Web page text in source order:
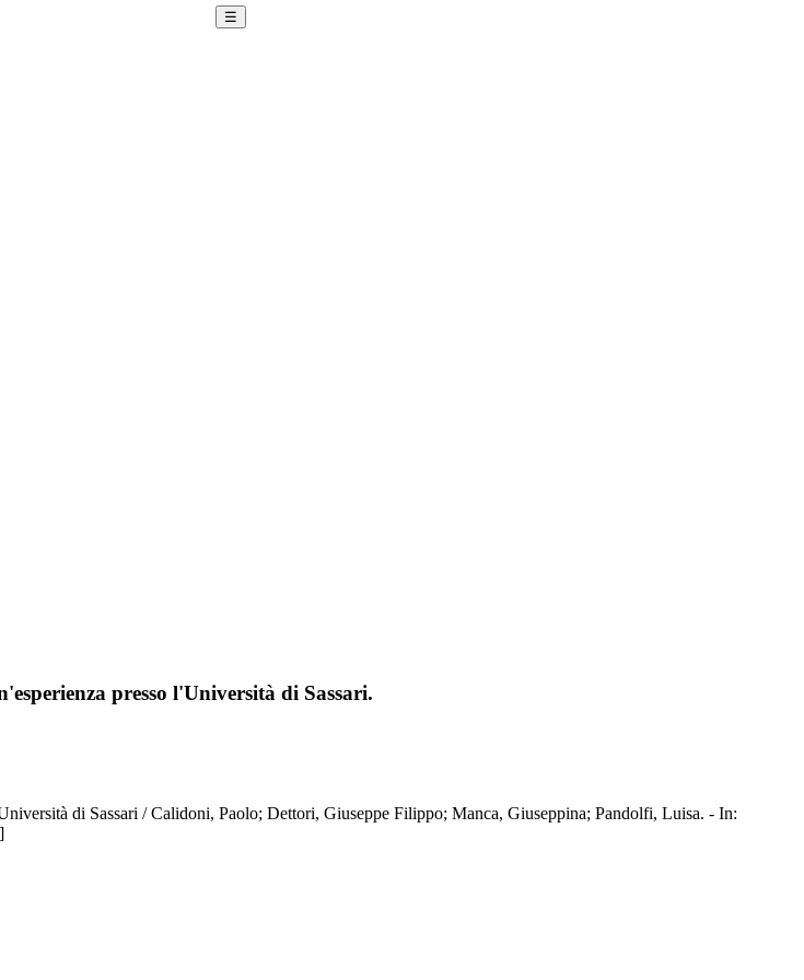
☰
presso l'Università di Sassari.
di Sassari / Calidoni, Paolo; Dettori, Giuseppe Filippo; Manca, Giuseppina; Pandolfi, Luisa. - In: